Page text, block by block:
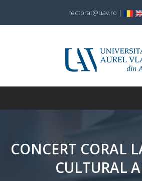
rectorat@uav.ro |
CONCERT CORAL
CULTURAL